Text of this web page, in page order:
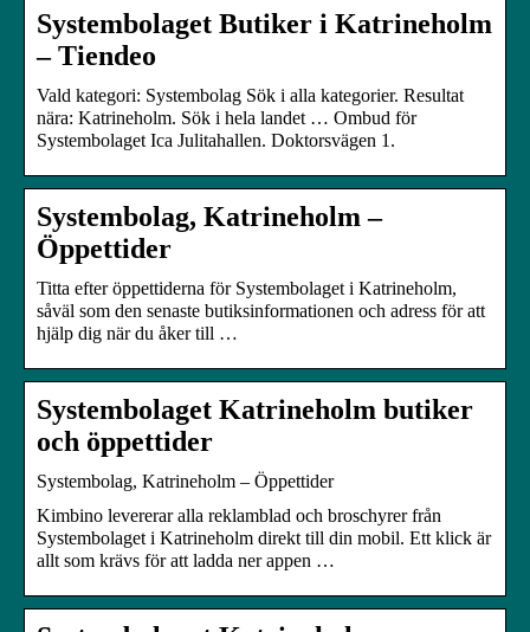
Systembolaget Butiker i Katrineholm
– Tiendeo
Vald kategori: Systembolag Sök i alla kategorier. Resultat
nära: Katrineholm. Sök i hela landet … Ombud för
Systembolaget Ica Julitahallen. Doktorsvägen 1.
Systembolag, Katrineholm –
Öppettider
Titta efter öppettiderna för Systembolaget i Katrineholm,
såväl som den senaste butiksinformationen och adress för att
hjälp dig när du åker till …
Systembolaget Katrineholm butiker
och öppettider
Systembolag, Katrineholm – Öppettider
Kimbino levererar alla reklamblad och broschyrer från
Systembolaget i Katrineholm direkt till din mobil. Ett klick är
allt som krävs för att ladda ner appen …